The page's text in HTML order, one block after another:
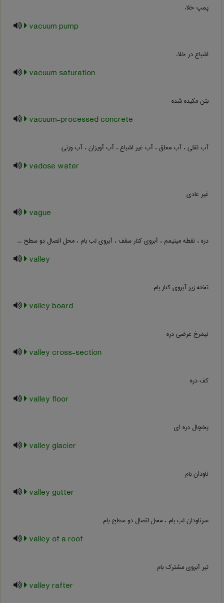
پمپ خلاء
vacuum pump
اشباع در خلاء
vacuum saturation
بتن مکیده شده
vacuum-processed concrete
آب ثقلی ، آب معلق ، آب غیر اشباع ، آب آویزان ، آب وزنی
vadose water
غیر عادی
vague
دره ، نقطه مینیمم ، آبروی کنار سقف ، آبروی لب بام ، محل اتصال دو سطح ...
valley
تخته زیر آبروی کنار بام
valley board
نیمرخ عرضی دره
valley cross-section
کف دره
valley floor
یخچال دره ای
valley glacier
ناودان بام
valley gutter
سرناودان لب بام ، محل اتصال دو سطح بام
valley of a roof
تیر آبروی مشترک بام
valley rafter